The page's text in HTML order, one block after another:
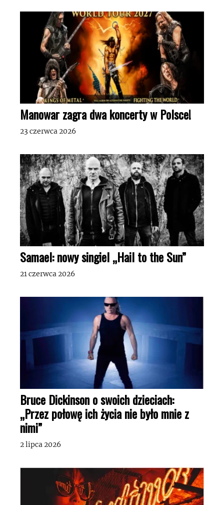
Manowar zagra dwa koncerty w Polsce!
23 czerwca 2026
Samael: nowy singiel „Hail to the Sun”
21 czerwca 2026
Bruce Dickinson o swoich dzieciach:
„Przez połowę ich życia nie było mnie z
nimi”
2 lipca 2026